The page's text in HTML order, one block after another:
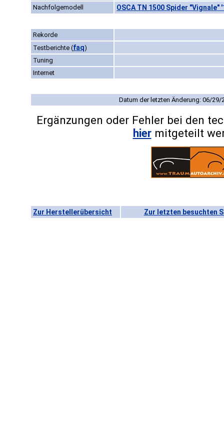
Nachfolgemodell
OSCA TN 1500 Spider "Vignale"
Rekorde
Testberichte (faq)
Tuning
Internet
Datum der letzten Änderung: 06/29/
Ergänzungen oder Fehler bei den
hiermitgeteilt
Zur Herstellerübersicht Zur letzten besuchten